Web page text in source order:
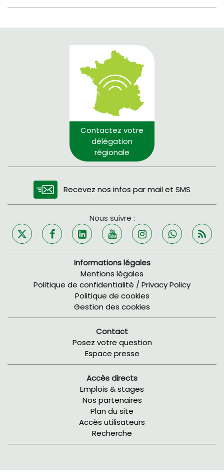
Contactez votre
délégation
régionale
Recevez nos infos par mail et SMS
Nous suivre :
Informations légales
Mentions légales
Politique de confidentialité / Privacy Policy
Politique de cookies
Gestion des cookies
Contact
Posez votre question
Espace presse
Accès directs
Emplois & stages
Nos partenaires
Plan du site
Accès utilisateurs
Recherche